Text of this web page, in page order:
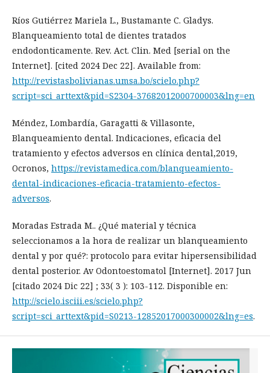
Ríos Gutiérrez Mariela L., Bustamante C. Gladys.
Blanqueamiento total de dientes tratados
endodonticamente. Rev. Act. Clin. Med [serial on the
Internet]. [cited 2024 Dec 22]. Available from:
http://revistasbolivianas.umsa.bo/scielo.php?
script=sci_arttext&pid=S2304-37682012000700003&lng=en
Méndez, Lombardía, Garagatti & Villasonte,
Blanqueamiento dental. Indicaciones, eficacia del
tratamiento y efectos adversos en clínica dental,2019,
Ocronos, https://revistamedica.com/blanqueamiento-
dental-indicaciones-eficacia-tratamiento-efectos-
adversos.
Moradas Estrada M.. ¿Qué material y técnica
seleccionamos a la hora de realizar un blanqueamiento
dental y por qué?: protocolo para evitar hipersensibilidad
dental posterior. Av Odontoestomatol [Internet]. 2017 Jun
[citado 2024 Dic 22] ; 33( 3 ): 103-112. Disponible en:
http://scielo.isciii.es/scielo.php?
script=sci_arttext&pid=S0213-12852017000300002&lng=es.